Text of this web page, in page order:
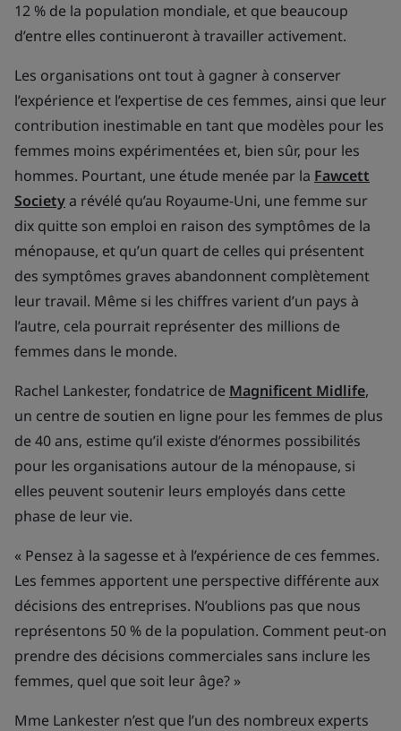
12 % de la population mondiale, et que beaucoup
d’entre elles continueront à travailler activement.
Les organisations ont tout à gagner à conserver
l’expérience et l’expertise de ces femmes, ainsi que leur
contribution inestimable en tant que modèles pour les
femmes moins expérimentées et, bien sûr, pour les
hommes. Pourtant, une étude menée par la Fawcett
Societya révélé qu’au Royaume-Uni, une femme sur
dix quitte son emploi en raison des symptômes de la
ménopause, et qu’un quart de celles qui présentent
des symptômes graves abandonnent complètement
leur travail. Même si les chiffres varient d’un pays à
l’autre, cela pourrait représenter des millions de
femmes dans le monde.
Rachel Lankester, fondatrice de Magnificent Midlife,
un centre de soutien en ligne pour les femmes de plus
de 40 ans, estime qu’il existe d’énormes possibilités
pour les organisations autour de la ménopause, si
elles peuvent soutenir leurs employés dans cette
phase de leur vie.
« Pensez à la sagesse et à l’expérience de ces femmes.
Les femmes apportent une perspective différente aux
décisions des entreprises. N’oublions pas que nous
représentons 50 % de la population. Comment peut-on
prendre des décisions commerciales sans inclure les
femmes, quel que soit leur âge? »
Mme Lankester n’est que l’un des nombreux experts